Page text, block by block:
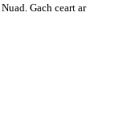
Gach ceart ar